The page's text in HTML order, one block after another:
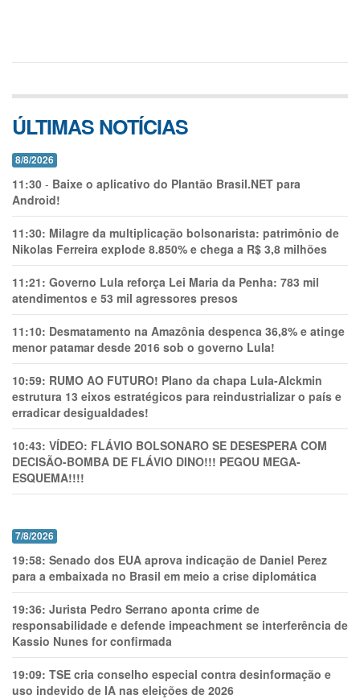
ÚLTIMAS NOTÍCIAS
8/8/2026
11:30 - Baixe o aplicativo do Plantão Brasil.NET para
Android!
11:30: Milagre da multiplicação bolsonarista: patrimônio de
Nikolas Ferreira explode 8.850% e chega a R$ 3,8 milhões
11:21: Governo Lula reforça Lei Maria da Penha: 783 mil
atendimentos e 53 mil agressores presos
11:10: Desmatamento na Amazônia despenca 36,8% e atinge
menor patamar desde 2016 sob o governo Lula!
10:59: RUMO AO FUTURO! Plano da chapa Lula-Alckmin
estrutura 13 eixos estratégicos para reindustrializar o país e
erradicar desigualdades!
10:43: VÍDEO: FLÁVIO BOLSONARO SE DESESPERA COM
DECISÃO-BOMBA DE FLÁVIO DINO!!! PEGOU MEGA-
ESQUEMA!!!!
7/8/2026
19:58: Senado dos EUA aprova indicação de Daniel Perez
para a embaixada no Brasil em meio a crise diplomática
19:36: Jurista Pedro Serrano aponta crime de
responsabilidade e defende impeachment se interferência de
Kassio Nunes for confirmada
19:09: TSE cria conselho especial contra desinformação e
uso indevido de IA nas eleições de 2026